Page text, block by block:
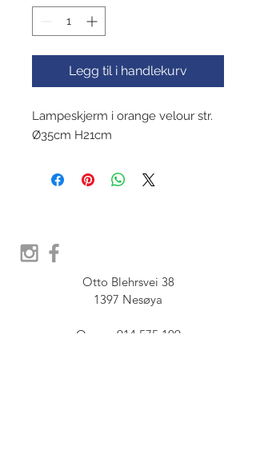
Legg til i handlekurv
Lampeskjerm i orange velour str.
Ø35cm H21cm
Otto Blehrsvei 38
1397 Nesøya
Orgnr.  914 575 109